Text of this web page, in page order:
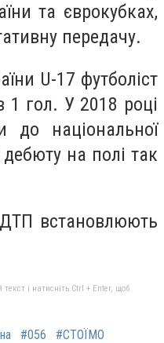
та єврокубках,
передачу.
U-17 футболіст
1 гол. У 2018 році
до національної
дебюту на полі так
ДТП встановлюють
і натисніть Ctrl + Enter, щоб
#056
#СТОЇМО